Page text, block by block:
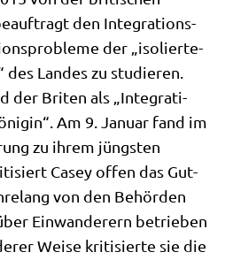
den Inte­gra­ti­ons­
der „iso­lier­te­
Lan­des zu stu­die­ren.
der Bri­ten als „Inte­gra­ti­
Am 9. Janu­ar fand im
zu ihrem jüng­sten
Casey offen das Gut­
von den Behör­den
Ein­wan­de­rern betrie­ben
Wei­se kri­ti­sier­te sie die